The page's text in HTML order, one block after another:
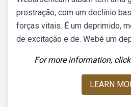
prostração, com um declínio
forças vitais. É um deprimido,
de excitação e de. Webé um
For more information,
LEARN